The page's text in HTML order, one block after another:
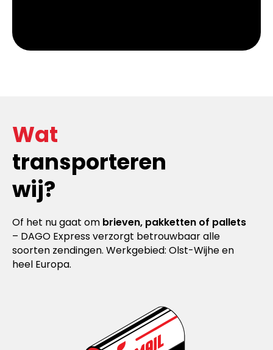
Wat
transporteren
wij?
Of het nu gaat om brieven, pakketten of pallets
– DAGO Express verzorgt betrouwbaar alle
soorten zendingen. Werkgebied: Olst-Wijhe en
heel Europa.